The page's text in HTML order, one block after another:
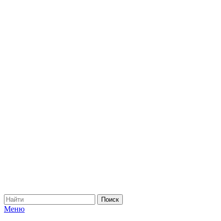
Меню